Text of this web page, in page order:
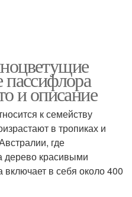
пассифлора
и описание
к семейству
в тропиках и
где
дерево красивыми
в себя около 400